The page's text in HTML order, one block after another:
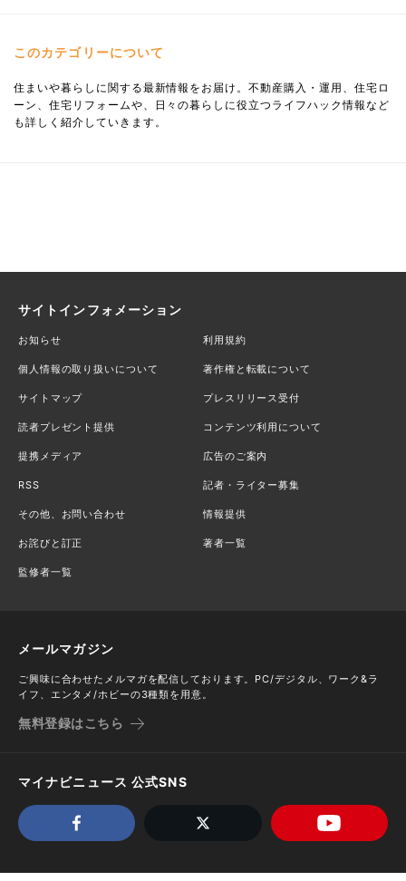
このカテゴリーについて
住まいや暮らしに関する最新情報をお届け。不動産購入・運用、住宅ロ
ーン、住宅リフォームや、日々の暮らしに役立つライフハック情報など
も詳しく紹介していきます。
サイトインフォメーション
お知らせ 利用規約
個人情報の取り扱いについて 著作権と転載について
サイトマップ プレスリリース受付
読者プレゼント提供 コンテンツ利用について
提携メディア 広告のご案内
RSS 記者・ライター募集
その他、お問い合わせ 情報提供
お詫びと訂正 著者一覧
監修者一覧
メールマガジン
ご興味に合わせたメルマガを配信しております。PC/デジタル、ワーク&ラ
イフ、エンタメ/ホビーの3種類を用意。
無料登録はこちら
マイナビニュース 公式SNS